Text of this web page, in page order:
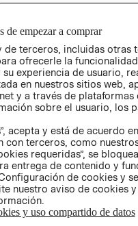
DE
COMERCIO - SIC
PETICIONES
QUEJAS Y
RECLAMOS
de empezar a comprar
terceros, incluidas otras
ofrecerle la
experiencia de usuario,
en nuestros sitios web,
y a través de plataformas
sobre el usuario, los
acepta y está de acuerdo
con terceros, como
requeridas”, se
entrega de contenido y
de cookies y
nuestro aviso de cookies
y uso compartido de datos